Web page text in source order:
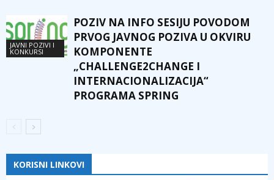
JAVNI POZIVI I
KONKURSI
POZIV NA INFO SESIJU POVODOM
PRVOG JAVNOG POZIVA U OKVIRU
KOMPONENTE
„CHALLENGE2CHANGE I
INTERNACIONALIZACIJA“
PROGRAMA SPRING
KORISNI LINKOVI